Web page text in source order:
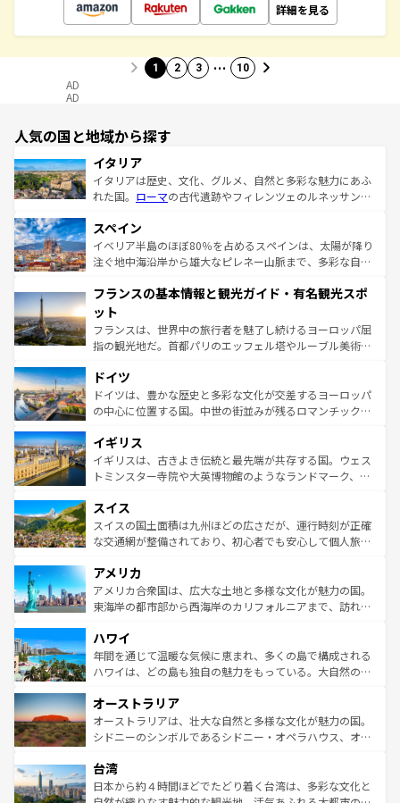
詳細を見る
1 2 3 … 10
AD
AD
人気の国と地域から探す
イタリア
イタリアは歴史、文化、グルメ、自然と多彩な魅力にあふ
れた国。 ローマの古代遺跡やフィレンツェのルネッサンス
ろん、トスカーナの美しい田園風景やアマルフィ海岸の絶
景など、自然景観も見逃せない。観光の合間には、本場の
ピザやパスタなど、絶品のイタリア料理を堪能することも
ませてくれるイタリアで、忘れられない旅をしてみよう！
なお、新着のイタリア情報は
しい。
スペイン
イベリア半島のほぼ80％を占めるスペインは、太陽が降り
注ぐ地中海沿岸から雄大なピレネー山脈まで、多彩な自然
文化が根付くこの国では、情熱的なフラメンコ、熱気あふ
れる闘牛、そして美味しいタパスが生活の一部となってい
る。首都マドリードの洗練された雰囲気や、バルセロナの
アートに溢れた街角から、地方では古代ローマ遺跡や中世
せる。地方によって風土や気候が異なるスペインはその個
性で訪れる人を魅了する。 なお、新着のスペイン情報は コ
ンテンツ一覧を参照してほしい。
フランスの基本情報と観光ガイド・有名観光スポ
ット
フランスは、世界中の旅行者を魅了し続けるヨーロッパ屈
指の観光地だ。首都パリのエッフェル塔やルーブル美術館
で、幅広い魅力が詰まっている。華麗な宮殿、歴史的な大
聖堂、美しいビーチ、そして豊かな自然が、訪れる者を心
から魅了する。また、フランスは美食の国としても知ら
いる。シャンパンの発祥地であるランス、プロヴァンスの
香り高いラベンダー畑など、多彩な楽しみ方が可能だ。さ
らに、パリ以外の地域にも魅力が溢れており、どの街角に
れる地方に足を運ぶとそれぞれで全く異なる文化を体験で
きるだろう。 なお、新着のフランス情報はコンテンツ一覧
を参照してほしい。
ドイツ
ドイツは、豊かな歴史と多彩な文化が交差するヨーロッパ
の中心に位置する国。中世の街並みが残るロマンチック街
顔を持つこの国は、どこを歩いても飽きることがない。ベ
ルリンの文化的活気、バイエルン州のアルプスの絶景、そ
してライン川沿いのワイン畑といった風景は必見。ビール
は、お酒好きな人にはぜひ体験してほしい。 なお、新着の
ドイツ情報はコンテンツ一覧を参照してほしい。
イギリス
イギリスは、古きよき伝統と最先端が共存する国。ウェス
トミンスター寺院や大英博物館のようなランドマーク、歴
リアごとに異なる魅力がある。また、優雅なアフタヌーン
ティー、ビール好きにはたまらない英国パブ、サッカー観
戦など、本場だからこそできる体験も豊富。イギリスを旅
ンツ一覧を参照してほしい。
スイス
スイスの国土面積は九州ほどの広さだが、運行時刻が正確
な交通網が整備されており、初心者でも安心して個人旅行
の建物がそのまま残る町や、スイスならではのユニークな
博物館もあり、アルプス観光だけでなく町歩きも満喫する
ことができる。国民の所得が高いため物価も高いが、旅行
ば市内交通費無料で観光を楽しむこともできる。 なお、新
着のスイス情報はコンテンツ一覧 を参照してほしい。
アメリカ
アメリカ合衆国は、広大な土地と多様な文化が魅力の国。
東海岸の都市部から西海岸のカリフォルニアまで、訪れる
のような巨大都市は、観光、ショッピング、エンターテイ
ンメントが詰まった刺激的なスポットだ。一方、アメリカ
西部には大自然が広がり、グランドキャニオンやイエロー
部のニューオーリンズでは、音楽と美食が融合した独特の
文化が魅力。旅行者はアメリカの各地域で異なる魅力を楽
しみながら、その多様性と豊かな歴史を感じることができ
ならではの贅沢な旅のスタイルだ。 なお、新着のアメリカ
情報はコンテンツ一覧を参照してほしい。
ハワイ
年間を通じて温暖な気候に恵まれ、多くの島で構成される
ハワイは、どの島も独自の魅力をもっている。大自然の神
ワイ島は見逃せない。また、定番の観光地といえばオアフ
島だが、静かな自然を求めるならマウイ島やカウアイ島が
おすすめ。エメラルドグリーンに輝く海をはじめ、豊かな
れるおもてなしの心で訪れる人々を迎えてくれるハワイの
人々、おいしいローカルフードやハワイアンミュージッ
ク、伝統的なフラダンスなど、すべてがハワイの魅力を彩
オーストラリア
オーストラリアは、壮大な自然と多様な文化が魅力の国。
シドニーのシンボルであるシドニー・オペラハウス、オー
リアリーフや大陸中央部にそびえるウルル（エアーズロッ
ク）、タスマニアの美しい原生林やケアンズの熱帯雨林な
台湾
日本から約４時間ほどでたどり着く台湾は、多彩な文化と